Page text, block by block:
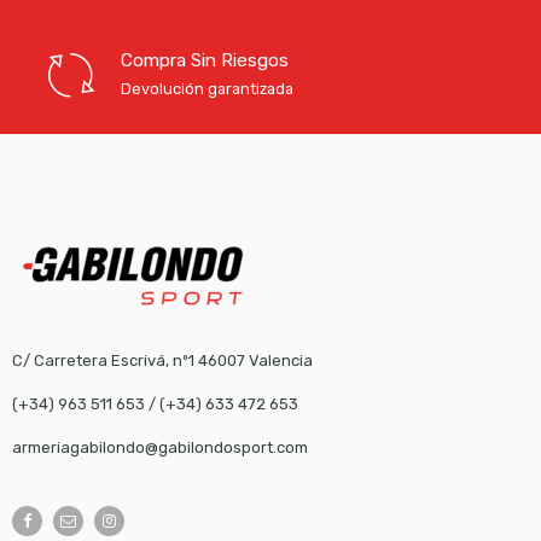
Compra Sin Riesgos
Devolución garantizada
C/ Carretera Escrivá, nº1 46007 Valencia
(+34) 963 511 653 / (+34) 633 472 653
armeriagabilondo@gabilondosport.com